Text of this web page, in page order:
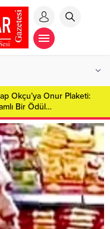
Okçu’ya Onur Plaketi:
Bir Ödül…